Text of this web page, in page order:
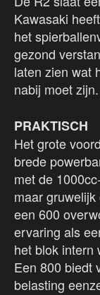
Kawasaki
het
gezond
laten zien wat
nabij moet zijn.
PRAKTISCH
Het grote
brede
met de
maar
een 600
ervaring als
het blok intern
Een 800 biedt
belasting